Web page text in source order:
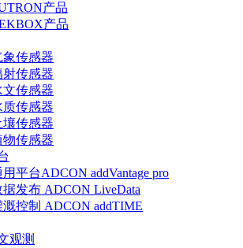
产品
产品
象传感器
射传感器
文传感器
质传感器
壤传感器
物传感器
用平台ADCON addVantage pro
据发布 ADCON LiveData
溉控制 ADCON addTIME
观测